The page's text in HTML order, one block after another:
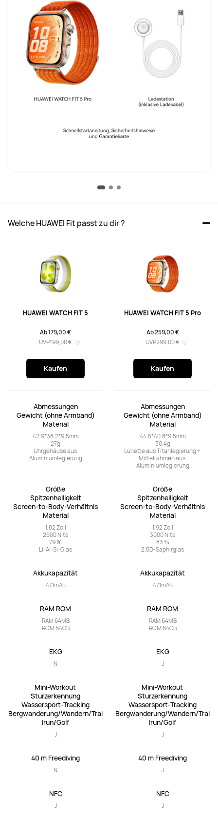
Welche HUAWEI Fit passt zu dir ?
HUAWEI WATCH FIT 5
Ab 179,00 €
UVP199,00 €
Kaufen
Abmessungen
Gewicht (ohne Armband)
Material
42.9*38.2*9.5mm
27g
Uhrgehäuse aus
Aluminiumlegierung
Größe
Spitzenhelligkeit
Screen-to-Body-Verhältnis
Material
1,82 Zoll
2500 Nits
79 %
Li-Al-Si-Glas
Akkukapazität
471mAh
RAM ROM
RAM 64MB
ROM 64GB
EKG
N
Mini-Workout
Sturzerkennung
Wassersport-Tracking
Bergwanderung/Wandern/Trai
lrun/Golf
J
40 m Freediving
N
NFC
J
HUAWEI WATCH FIT 5 Pro
Ab 259,00 €
UVP299,00 €
Kaufen
Abmessungen
Gewicht (ohne Armband)
Material
44.5*40.8*9.5mm
30.4g
Lünette aus Titanlegierung +
Mittelrahmen aus
Aluminiumlegierung
Größe
Spitzenhelligkeit
Screen-to-Body-Verhältnis
Material
1,92 Zoll
3000 Nits
83 %
2,5D-Saphirglas
Akkukapazität
471mAh
RAM ROM
RAM 64MB
ROM 64GB
EKG
J
Mini-Workout
Sturzerkennung
Wassersport-Tracking
Bergwanderung/Wandern/Trai
lrun/Golf
J
40 m Freediving
J
NFC
J